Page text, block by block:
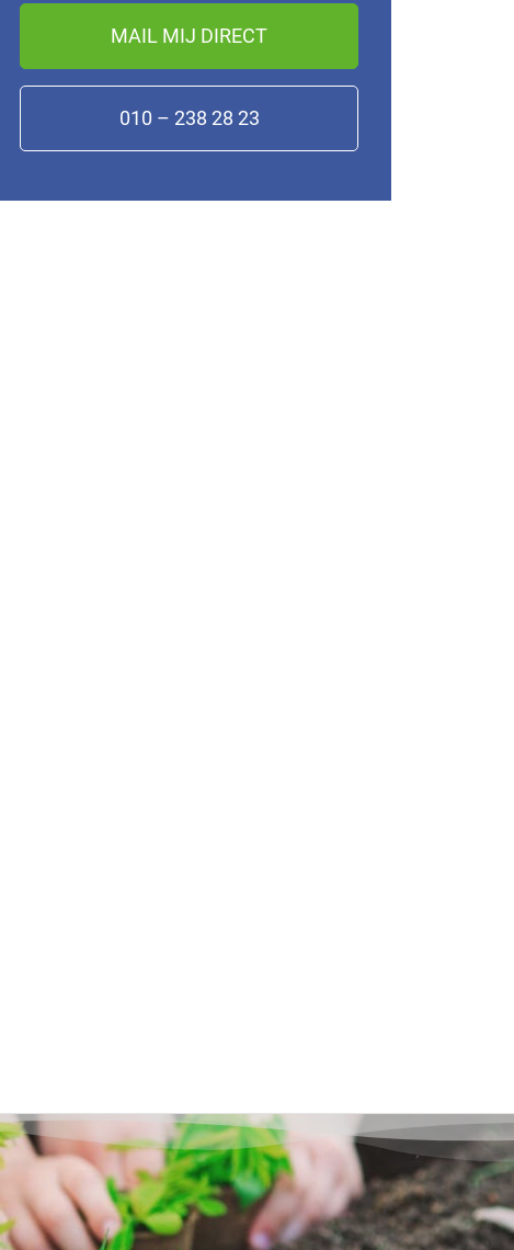
MAIL MIJ DIRECT
010 – 238 28 23